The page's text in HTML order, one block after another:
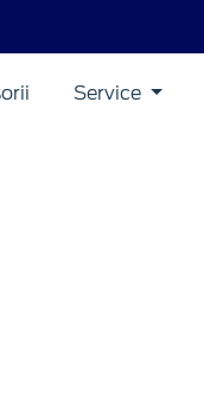
Service